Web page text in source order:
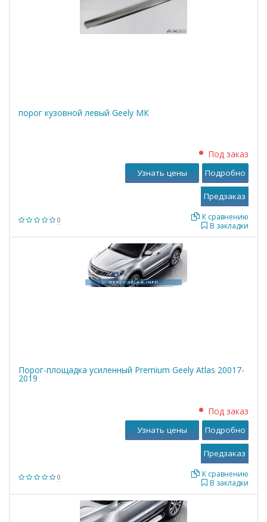
порог кузовной левый Geely МК
0
Под заказ
В закладки
К сравнению
Узнать цены Подробно
Порог-площадка усиленный Premium Geely Atlas 20017-
2019
0
Под заказ
В закладки
К сравнению
Узнать цены Подробно